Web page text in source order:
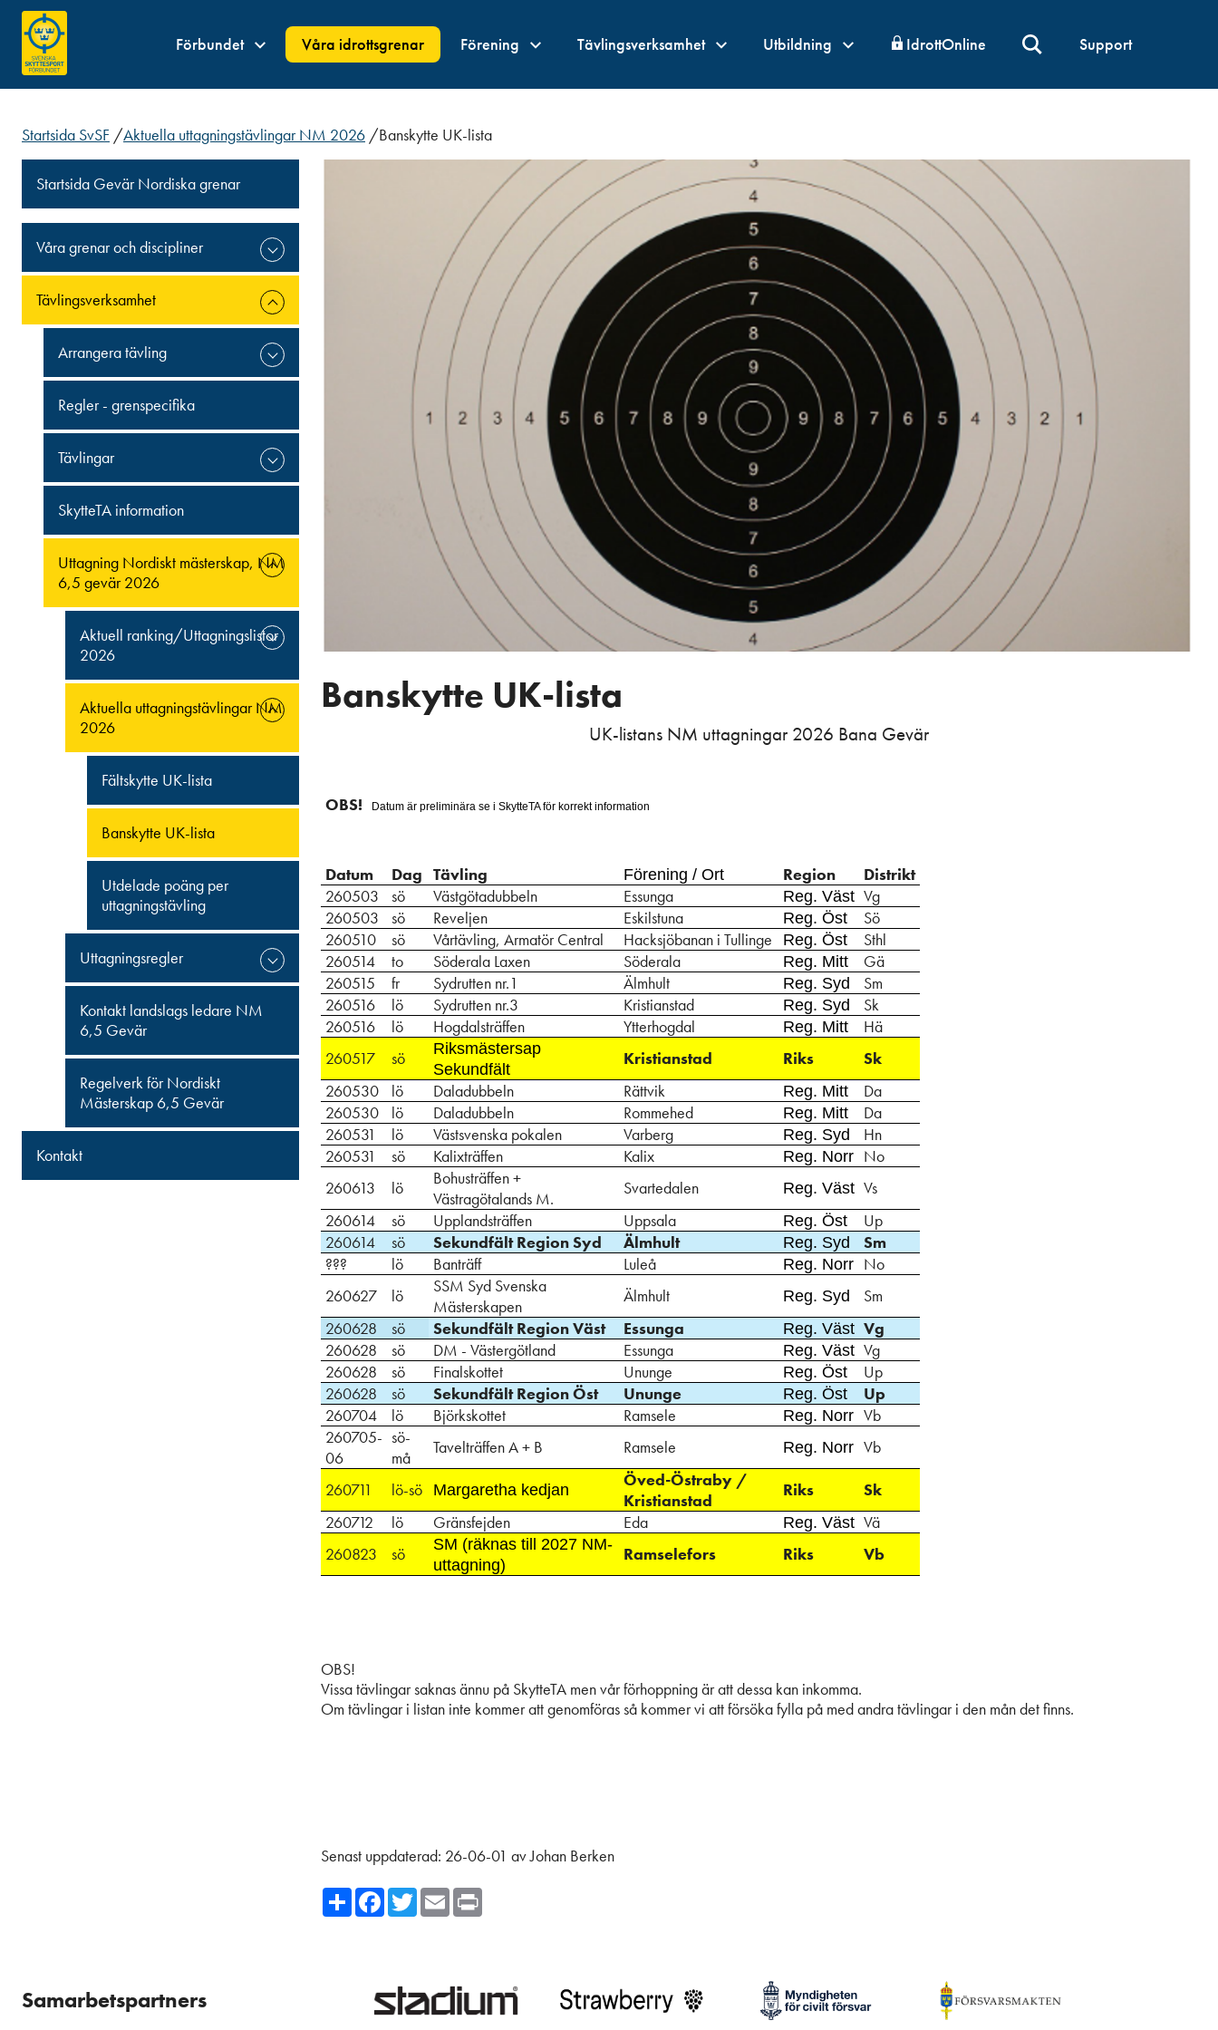
Förbundet Våra idrottsgrenar Förening Tävlingsverksamhet Utbildning IdrottOnline Support
Startsida SvSF /Aktuella uttagningstävlingar NM 2026 /Banskytte UK-lista
Startsida Gevär Nordiska grenar
Våra grenar och discipliner
Tävlingsverksamhet
Arrangera tävling
Regler - grenspecifika
Tävlingar
SkytteTA information
Uttagning Nordiskt mästerskap, NM
6,5 gevär 2026
Aktuell ranking/Uttagningslistor
2026
Aktuella uttagningstävlingar NM
2026
Fältskytte UK-lista
Banskytte UK-lista
Utdelade poäng per
uttagningstävling
Uttagningsregler
Kontakt landslags ledare NM
6,5 Gevär
Regelverk för Nordiskt
Mästerskap 6,5 Gevär
Kontakt
Banskytte UK-lista
UK-listans NM uttagningar 2026 Bana Gevär
OBS! Datum är preliminära se i SkytteTA för korrekt information
Datum Dag Tävling Förening / Ort Region
Distrikt
260503
sö Västgötadubbeln Essunga Reg. Väst Vg
260503
sö Reveljen Eskilstuna Reg. Öst
Sö
260510
sö Vårtävling, Armatör Central Hacksjöbanan i Tullinge Reg. Öst
Sthl
260514
to Söderala Laxen Söderala Reg. Mitt
Gä
260515
fr Sydrutten nr.1 Älmhult Reg. Syd
Sm
260516
lö Sydrutten nr.3 Kristianstad Reg. Syd
Sk
260516
lö Hogdalsträffen Ytterhogdal Reg. Mitt
Hä
260517
sö
Riksmästersap
Sekundfält
Kristianstad Riks
Sk
260530
lö Daladubbeln Rättvik Reg. Mitt
Da
260530
lö Daladubbeln Rommehed Reg. Mitt
Da
260531
lö Västsvenska pokalen Varberg Reg. Syd
Hn
260531
sö Kalixträffen Kalix Reg. Norr
No
260613
lö
Bohusträffen +
Västragötalands M.
Svartedalen Reg. Väst Vs
260614
sö Upplandsträffen Uppsala Reg. Öst
Up
260614
sö Sekundfält Region Syd Älmhult Reg. Syd
Sm
???
lö Banträff Luleå Reg. Norr
No
260627
lö
SSM Syd Svenska
Mästerskapen
Älmhult Reg. Syd
Sm
260628
sö Sekundfält Region Väst Essunga Reg. Väst Vg
260628
sö DM - Västergötland Essunga Reg. Väst Vg
260628
sö Finalskottet Ununge Reg. Öst
Up
260628
sö Sekundfält Region Öst Ununge Reg. Öst
Up
260704
lö Björkskottet Ramsele Reg. Norr Vb
260705-
06
sö-
må
Tavelträffen A + B Ramsele Reg. Norr Vb
260711 lö-sö Margaretha kedjan
Öved-Östraby /
Kristianstad
Riks
Sk
260712
lö Gränsfejden Eda Reg. Väst Vä
260823
sö
SM (räknas till 2027 NM-
uttagning)
Ramselefors Riks Vb
OBS!
Vissa tävlingar saknas ännu på SkytteTA men vår förhoppning är att dessa kan inkomma.
Om tävlingar i listan inte kommer att genomföras så kommer vi att försöka fylla på med andra tävlingar i den mån det finns.
Senast uppdaterad: 26-06-01 avJohan Berken
ShareFacebook
TwitterEmail
Samarbetspartners